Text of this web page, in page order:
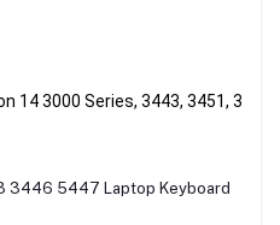
14 3000 Series, 3443, 3451,
3446 5447 Laptop Keyboard